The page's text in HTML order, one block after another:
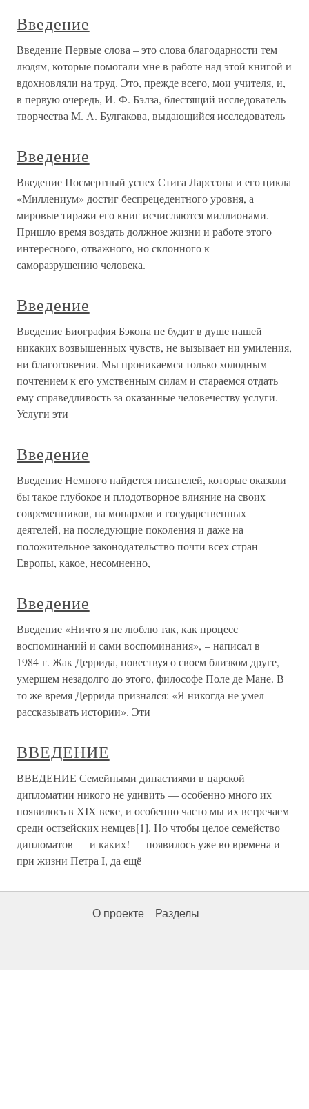
Введение
Введение Первые слова – это слова благодарности тем
людям, которые помогали мне в работе над этой книгой и
вдохновляли на труд. Это, прежде всего, мои учителя, и,
в первую очередь, И. Ф. Бэлза, блестящий исследователь
творчества М. А. Булгакова, выдающийся исследователь
Введение
Введение Посмертный успех Стига Ларссона и его цикла
«Миллениум» достиг беспрецедентного уровня, а
мировые тиражи его книг исчисляются миллионами.
Пришло время воздать должное жизни и работе этого
интересного, отважного, но склонного к
саморазрушению человека.
Введение
Введение Биография Бэкона не будит в душе нашей
никаких возвышенных чувств, не вызывает ни умиления,
ни благоговения. Мы проникаемся только холодным
почтением к его умственным силам и стараемся отдать
ему справедливость за оказанные человечеству услуги.
Услуги эти
Введение
Введение Немного найдется писателей, которые оказали
бы такое глубокое и плодотворное влияние на своих
современников, на монархов и государственных
деятелей, на последующие поколения и даже на
положительное законодательство почти всех стран
Европы, какое, несомненно,
Введение
Введение «Ничто я не люблю так, как процесс
воспоминаний и сами воспоминания», – написал в
1984 г. Жак Деррида, повествуя о своем близком друге,
умершем незадолго до этого, философе Поле де Мане. В
то же время Деррида признался: «Я никогда не умел
рассказывать истории». Эти
ВВЕДЕНИЕ
ВВЕДЕНИЕ Семейными династиями в царской
дипломатии никого не удивить — особенно много их
появилось в XIX веке, и особенно часто мы их встречаем
среди остзейских немцев[1]. Но чтобы целое семейство
дипломатов — и каких! — появилось уже во времена и
при жизни Петра I, да ещё
О проекте Разделы